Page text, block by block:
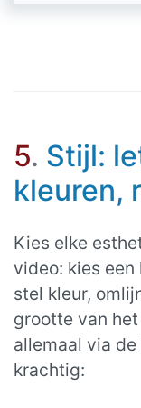
5. Stijl:
kleuren,
Kies elke
video: kies
stel kleur,
grootte van
allemaal via
krachtig: